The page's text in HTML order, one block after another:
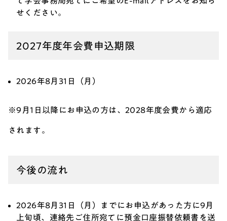
せください。
2027年度年会費申込期限
2026年8月31日（月）
※9月1日以降にお申込の方は、2028年度会費から適応
されます。
今後の流れ
2026年8月31日（月）までにお申込があった方に9月
上旬頃、連絡先ご住所宛てに預金口座振替依頼書を送